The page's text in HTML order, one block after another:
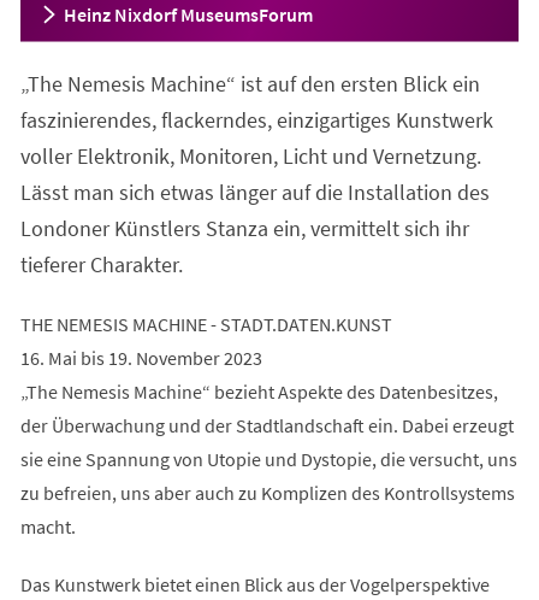
Heinz Nixdorf MuseumsForum
„The Nemesis Machine“ ist auf den ersten Blick ein
faszinierendes, flackerndes, einzigartiges Kunstwerk
voller Elektronik, Monitoren, Licht und Vernetzung.
Lässt man sich etwas länger auf die Installation des
Londoner Künstlers Stanza ein, vermittelt sich ihr
tieferer Charakter.
THE NEMESIS MACHINE - STADT.DATEN.KUNST
16. Mai bis 19. November 2023
„The Nemesis Machine“ bezieht Aspekte des Datenbesitzes,
der Überwachung und der Stadtlandschaft ein. Dabei erzeugt
sie eine Spannung von Utopie und Dystopie, die versucht, uns
zu befreien, uns aber auch zu Komplizen des Kontrollsystems
macht.
Das Kunstwerk bietet einen Blick aus der Vogelperspektive